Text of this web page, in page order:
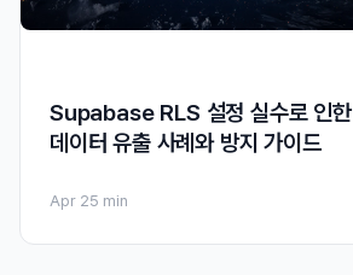
Supabase RLS 설정 실수로 인한
데이터 유출 사례와 방지 가이드
Apr 25 min